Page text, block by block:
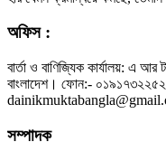
অফিস :
বার্তা ও বাণিজ্যিক কার্যালয়: এ
বাংলাদেশ। ফোন:-
সম্পাদক